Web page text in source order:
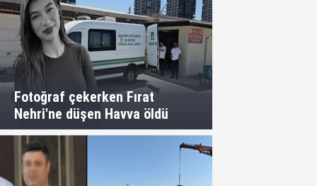
Fotoğraf çekerken Fırat
Nehri'ne düşen Havva öldü